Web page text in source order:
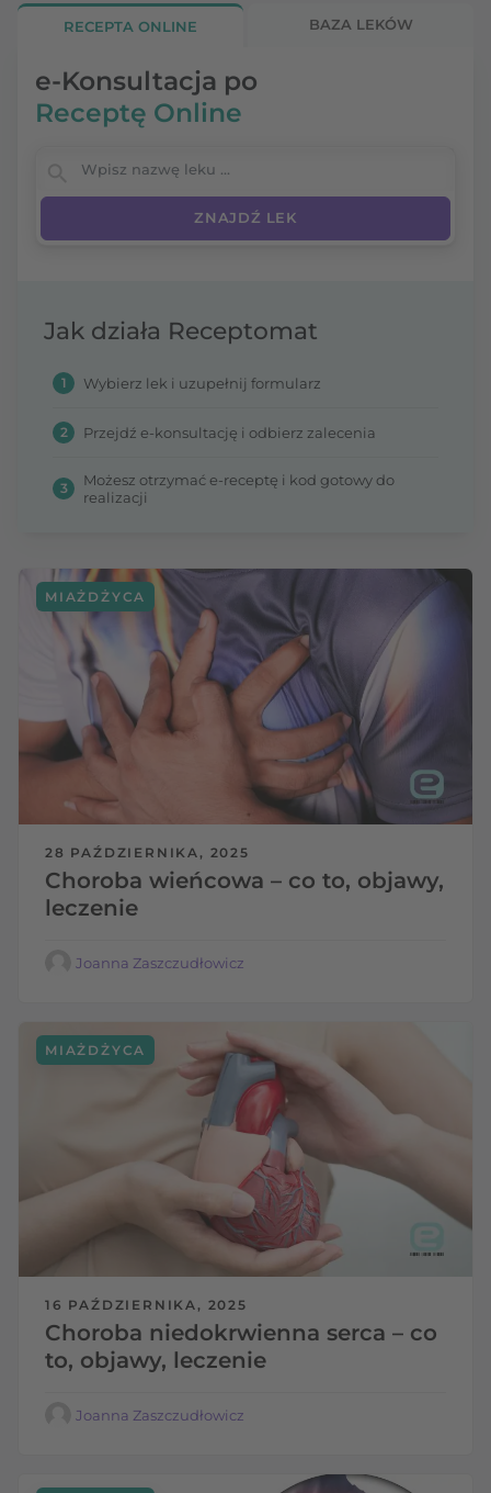
RECEPTA ONLINE BAZA LEKÓW
e-Konsultacja po
Receptę Online
Jak działa Receptomat
1 Wybierz lek i uzupełnij formularz
2 Przejdź e-konsultację i odbierz zalecenia
3
Możesz otrzymać e-receptę i kod gotowy do
realizacji
28 PAŹDZIERNIKA, 2025
Choroba wieńcowa – co to, objawy,
leczenie
MIAŻDŻYCA
Joanna Zaszczudłowicz
16 PAŹDZIERNIKA, 2025
Choroba niedokrwienna serca – co
to, objawy, leczenie
MIAŻDŻYCA
Joanna Zaszczudłowicz